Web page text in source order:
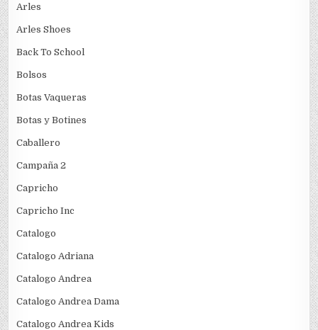
Arles
Arles Shoes
Back To School
Bolsos
Botas Vaqueras
Botas y Botines
Caballero
Campaña 2
Capricho
Capricho Inc
Catalogo
Catalogo Adriana
Catalogo Andrea
Catalogo Andrea Dama
Catalogo Andrea Kids